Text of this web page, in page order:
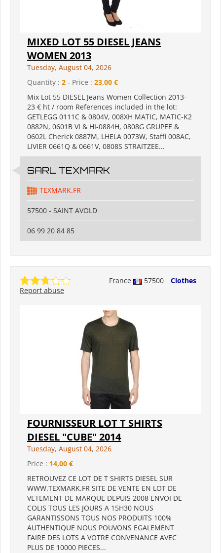
MIXED LOT 55 DIESEL JEANS
WOMEN 2013
Tuesday, August 04, 2026
Quantity : 2 - Price : 23,00 €
Mix Lot 55 DIESEL Jeans Women Collection 2013-
23 € ht / room References included in the lot:
GETLEGG 0111C & 0804V, 008XH MATIC, MATIC-K2
0882N, 0601B VI & HI-0884H, 0808G GRUPEE &
0602L Cherick 0887M, LHELA 0073W, Staffi 008AC,
LIVIER 0661Q & 0661V, 0808S STRAITZEE...
SARL TEXMARK
TEXMARK.FR
57500 - SAINT AVOLD
06 99 20 84 85
France 57500
Clothes
Report abuse
FOURNISSEUR LOT T SHIRTS
DIESEL "CUBE" 2014
Tuesday, August 04, 2026
Price : 14,00 €
RETROUVEZ CE LOT DE T SHIRTS DIESEL SUR
WWW.TEXMARK.FR SITE DE VENTE EN LOT DE
VETEMENT DE MARQUE DEPUIS 2008 ENVOI DE
COLIS TOUS LES JOURS A 15H30 NOUS
GARANTISSONS TOUS NOS PRODUITS 100%
AUTHENTIQUE NOUS POUVONS EGALEMENT
FAIRE DES LOTS A VOTRE CONVENANCE AVEC
PLUS DE 10000 PIECES...